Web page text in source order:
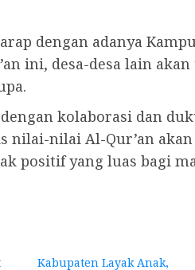
dengan adanya
ini, desa-desa lain
kolaborasi dan
nilai-nilai Al-Qur’an
positif yang luas bagi
Kabupaten Layak Anak,